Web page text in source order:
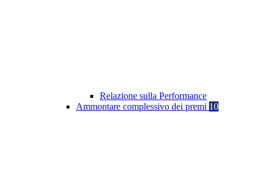
Relazione sulla Performance
Ammontare complessivo dei premi 10